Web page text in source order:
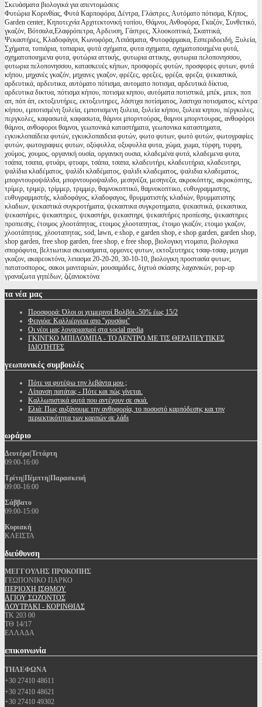
Σκευάσματα βιολογικά για απεντομώσεις
Φυτώρια Κορινθίας, Φυτά Καρποφόρα, Δέντρα, Γλάστρες, Αυτόματο πότισμα, Κήπος,
Garden center, Κηποτεχνία Αρχιτεκτονική τοπίου, Θάμνοι, Ανθοφόρα, Γκαζόν, Συνθετικό,
γκαζόν, Βότσαλα,Ελαφρόπετρα, Αρδευση, Γάστρες, Χλοοκοπτικά, Σκαπτικά,
Ψεκαστήρες, Κλαδοφάγοι, Κωνοφόρα, Λιπάσματα, Φυτοφάρμακα, Εσπεριδοειδή, Ξυλεία,
Σχήματα, τοπιάρια, τοπιαρια, φυτά σχήματα, φυτα σχηματα, σχηματοποιημένα φυτά,
σχηματοποιημενα φυτα, φυτώρια αττικής, φυτωρια αττικης, φυτωρια πελοπονησσου,
φυτωρια πελοπονησσου, κατασκευές κήπων, προσφορές φυτών, προσφορες φυτων, φυτά
κήπου, μηχανές γκαζόν, μηχανες γκαζον, φρέζες, φρεζες, φρέζα, φρεζα, ψεκαστικά,
αρδευτικά, αρδευτικα, αυτόματο πότισμα, αυτοματο ποτισμα, αρδευτικά δίκτυα,
αρδευτικα δικτυα, πότισμα κήπου, ποτισμα κηπου, αυτόματα ποτιστικά, μπέκ, μπεκ, ποπ
απ, πόπ άπ, εκτοξευτήρες, εκτοξευτηρες, λάστιχα ποτίσματος, λαστιχα ποτισματος, κέντρα
κήπου, εμποτισμένη ξυλεία, εμποτισμενη ξυλεια, ξυλεία κήπου, ξυλεια κηπου, πέργκολες,
περγκολες, καφασωτά, καφασωτα, θάμνοι μπορντούρας, θαμνοι μπορντουρας, ανθοφόροι
θάμνοι, ανθοφοροι θαμνοι, γεωπονικά καταστήματα, γεωπονικα καταστηματα,
εγκυκλοπαίδεια φυτών, εγκυκλοπαιδεια φυτών, φωτο φυτων, φωτό φυτών, φωτογραφίες
φυτών, φωτογραφιες φυτων, οξύφυλλα, οξυφυλλα φυτα, χώμα, χωμα, τύρφη, τυρφη,
χούμος, χουμος, οργανική ουσία, οργανικη ουσια, κλαδεμένα φυτά, κλαδεμενα φυτα,
τσάπα, τσαπα, φτυάρι, φτυαρι, τσάπα, τσαπα, κλαδευτήρι, κλαδευτήρια, κλαδευτηρι,
ψαλίδια κλαδέματος, ψαλίδι κλαδέματος, ψαλιδι κλαδεματος, ψαλιδια κλαδεματος,
μπορντουροψάλιδα, μπορντουροψαλιδο, μεσηνέζα, μεσηνεζα, ακροκόπτης, ακροκόπτης,
τρίμερ, τριμερ, τρίμμερ, τριμμερ, θαμνοκοπτικό, θαμνοκοπτικο, ευθυγραμμιστης,
ευθυγραμμιστής, κλαδοφάγος, κλαδοφαγος, θρυμματιστής κλαδιών, θρυμματιστης
κλαδιων, ψεκαστικά συγκροτήματα, ψεκαστικα συγκροτηματα, ψεκαστικά, ψεκαστικα,
ψεκαστήρες, ψεκαστηρες, ψεκαστήρι, ψεκαστηρι, ψεκαστήρες προπίεσης, ψεκαστηρες
προπιεσης, έτοιμος χλοοτάπητας, ετοιμος χλοοταπητας, έτοιμο γκαζόν, ετοιμο γκαζον,
χλοοτάπητας, χλοοταπητας, sod, lawn, e shop, e garden shop, e shop garden, garden shop,
shop garden, free shop garden, free shop, e free shop, βιολογικη ντοματα, βιολογικα
σπορόφυτα, βελτιωτικα σκευασματα, ορμονες φυτων, εκτοξευτηρες τσαφ-τσαφ, μειγμα
γκαζον, ακαρεοκτόνα, λιπασμα 20-20-20, 30-10-10, βιολογικη προστασία φυτων,
πατατοσπορος, σακοι μανιταριών, μουσαμάδες, διχτυά σκίασης λαχανικών, pop-up
γραναζωτα γηπέδων, ζιζανιοκτόνα
τα νέα μας
Προσφορά: Όλοι οι χειμερινοί Βολβόι -50% έως 15/2
Φειγιόα: Καλλιέργεια απο ''χρυσάφι''
Oι νέοι μας λογαριασμοί στα social media
ΓΚΙΝΓΚΟ ΜΠΙΛΟΜΠΑ - ΤΟ ΔΕΝΤΡΟ ΜΕ ΤΙΣ ΘΕΡΑΠΕΥΤΙΚΕΣ
ΙΔΙΟΤΗΤΕΣ
γεωπονικές συμβουλές
Πότε να φυτέψω την λεβάντα μου ;
Λίπανση πατάτας - Πότε και πώς γίνεται.
Καλλωπιστικά φυτά που αντέχουν σε σκιά.
Ελιά: Πως αυξάνουμε την ανθοφορία, το ποσοστό καρπόδεσης και την
περιεκτικότητα των καρπών σε λάδι
ωράριο
Δευτέρα|Τετάρτη
09:00-16:00
Τρίτη|Πέμπτη|Παρασκευή
09:00-16:00
Σάββατο
09:00-15:00
Κυριακή
ΚΛΕΙΣΤΑ
διεύθυνση
ΜΕΓΓΟΥΛΗΣ ΠΡΟΚΟΠΗΣ
ΓΕΩΠΟΝΙΚΟ ΠΑΡΚΟ
ΠΕΡΙΟΧΗ ΙΣΘΜΟΥ
ΑΓΙΟΥ ΣΩΖΟΝΤΟΣ
ΛΟΥΤΡΑΚΙ - ΚΟΡΙΝΘΙΑΣ
ΤΚ 203 00
ΤΘ 14/17
ΕΛΛΑΔΑ
επικοινωνία
ΤΗΛΕΦΩΝΑ
+30 27410 48611
+30 27410 48621
+30 27410 49302